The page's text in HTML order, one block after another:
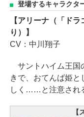
登場するキャラクタ
【アリーナ（「ド
り）】
CV：中川翔子
サントハイム王国
きで、おてんば姫と
しく……と注意され
【